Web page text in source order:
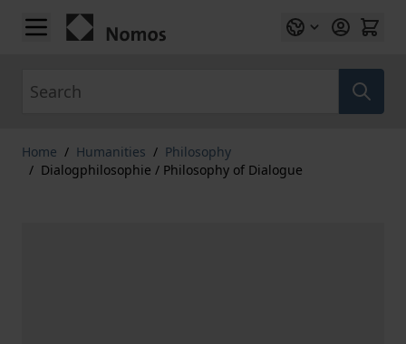
Skip to Content
Home / Humanities / Philosophy
/ Dialogphilosophie / Philosophy of Dialogue